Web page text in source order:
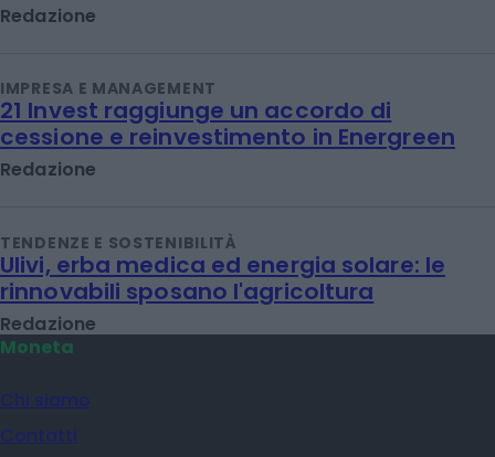
Redazione
IMPRESA E MANAGEMENT
21 Invest raggiunge un accordo di
cessione e reinvestimento in Energreen
Redazione
TENDENZE E SOSTENIBILITÀ
Ulivi, erba medica ed energia solare: le
rinnovabili sposano l'agricoltura
Redazione
Moneta
Chi siamo
Contatti